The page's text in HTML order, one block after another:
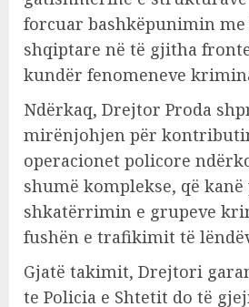
forcuar bashkëpunimin me
shqiptare në të gjitha
kundër fenomeneve
Ndërkaq, Drejtor Proda
mirënjohjen për
operacionet policore
shumë komplekse, që
shkatërrimin e grupeve
fushën e trafikimit të
Gjatë takimit, Drejtori
te Policia e Shtetit do të